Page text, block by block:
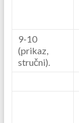
9-10
(prikaz,
stručni).